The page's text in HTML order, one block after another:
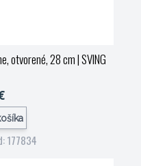
otvorené, 28 cm| SVING
177834